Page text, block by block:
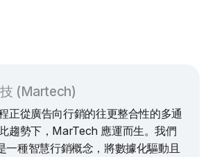
(Martech)
正從廣告向行銷的往更整合性的多通
趨勢下，MarTech 應運而生。我們
種智慧行銷概念，將數據化驅動且